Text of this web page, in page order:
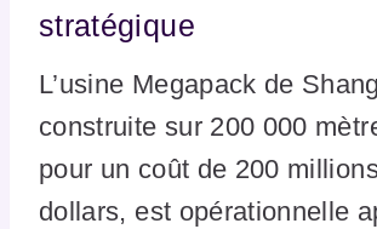
stratégique
L’usine Megapack de
construite sur 200 000
pour un coût de 200
dollars, est opérationnelle